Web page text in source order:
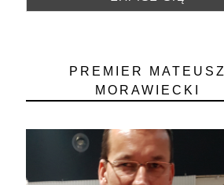
PREMIER MATEUSZ
MORAWIECKI